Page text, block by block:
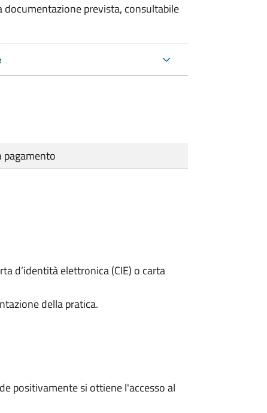
prevista, consultabile
pagamento
d’identità elettronica (CIE) o carta
della pratica.
positivamente si ottiene l'accesso al